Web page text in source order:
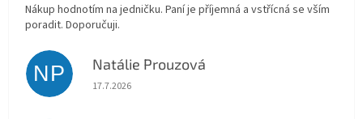
Nákup hodnotím na jedničku. Paní je příjemná a vstřícná se vším
poradit. Doporučuji.
NP Natálie Prouzová
Hodnocení obchodu je 5 z 5 hvězdiček.
17.7.2026